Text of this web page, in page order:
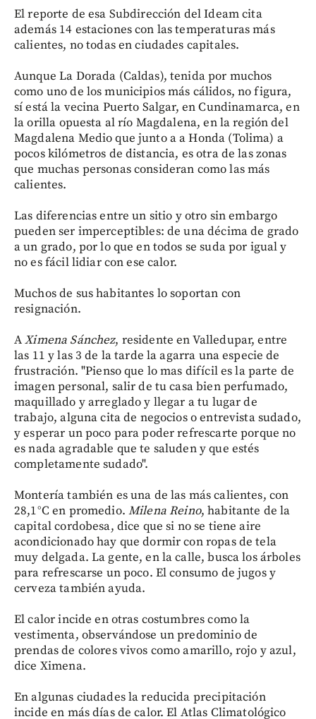
El reporte de esa Subdirección del Ideam cita
además 14 estaciones con las temperaturas más
calientes, no todas en ciudades capitales.
Aunque La Dorada (Caldas), tenida por muchos
como uno de los municipios más cálidos, no figura,
sí está la vecina Puerto Salgar, en Cundinamarca, en
la orilla opuesta al río Magdalena, en la región del
Magdalena Medio que junto a a Honda (Tolima) a
pocos kilómetros de distancia, es otra de las zonas
que muchas personas consideran como las más
calientes.
Las diferencias entre un sitio y otro sin embargo
pueden ser imperceptibles: de una décima de grado
a un grado, por lo que en todos se suda por igual y
no es fácil lidiar con ese calor.
Muchos de sus habitantes lo soportan con
resignación.
AXimena Sánchez, residente en Valledupar, entre
las 11 y las 3 de la tarde la agarra una especie de
frustración. "Pienso que lo mas difícil es la parte de
imagen personal, salir de tu casa bien perfumado,
maquillado y arreglado y llegar a tu lugar de
trabajo, alguna cita de negocios o entrevista sudado,
y esperar un poco para poder refrescarte porque no
es nada agradable que te saluden y que estés
completamente sudado".
Montería también es una de las más calientes, con
28,1°C en promedio. Milena Reino, habitante de la
capital cordobesa, dice que si no se tiene aire
acondicionado hay que dormir con ropas de tela
muy delgada. La gente, en la calle, busca los árboles
para refrescarse un poco. El consumo de jugos y
cerveza también ayuda.
El calor incide en otras costumbres como la
vestimenta, observándose un predominio de
prendas de colores vivos como amarillo, rojo y azul,
dice Ximena.
En algunas ciudades la reducida precipitación
incide en más días de calor. El Atlas Climatológico